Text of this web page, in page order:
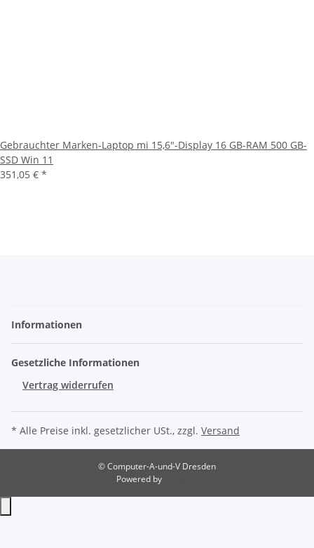
Gebrauchter Marken-Laptop mi 15,6"-Display 16 GB-RAM 500 GB-
SSD Win 11
351,05 € *
Informationen
Gesetzliche Informationen
Vertrag widerrufen
* Alle Preise inkl. gesetzlicher USt., zzgl. Versand
© Computer-A-und-V Dresden
Powered by